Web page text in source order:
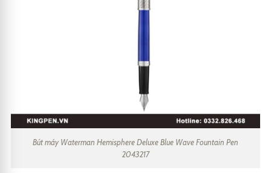
Bút máy Waterman Hemisphere Deluxe Blue Wave Fountain Pen
2043217